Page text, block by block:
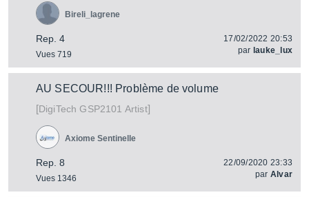
Rep. 4
Vues 719
Bireli_lagrene
17/02/2022 20:53
par lauke_lux
AU SECOUR!!! Problème de volume
[DigiTech GSP2101 Artist]
Rep. 8
Vues 1346
Axiome Sentinelle
22/09/2020 23:33
par Alvar